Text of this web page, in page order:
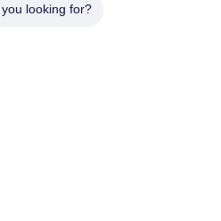
looking for?